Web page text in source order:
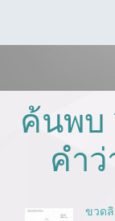
ค้นพบ
คำ
ขวดลิ